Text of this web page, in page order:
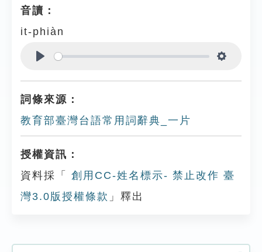
音讀：
it-phiàn
詞條來源：
教育部臺灣台語常用詞辭典_一片
授權資訊：
資料採「
創用CC-姓名標示- 禁止改作 臺
灣3.0版授權條款 」釋出